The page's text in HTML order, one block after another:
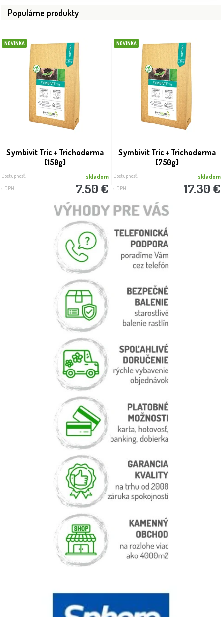
Populárne produkty
NOVINKA
Symbivit Tric + Trichoderma
(150g)
Dostupnosť: skladom
s DPH 7.50 €
NOVINKA
Symbivit Tric + Trichoderma
(750g)
Dostupnosť: skladom
s DPH 17.30 €